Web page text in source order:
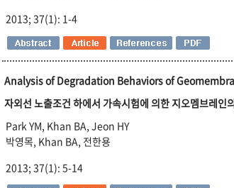
2013; 37(1): 1-4
Analysis of Degradation Behaviors of
자외선 노출조건 하에서 가속시험에 의한 지오멤브레인
Park YM, Khan BA, Jeon HY
박영목, Khan BA, 전한용
2013; 37(1): 5-14